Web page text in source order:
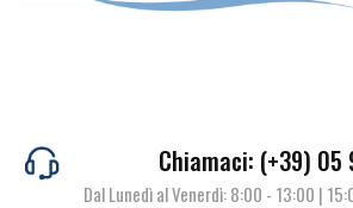
Chiamaci: (+39) 05
Dal Lunedì al Venerdì: 8:00 - 13:00 |